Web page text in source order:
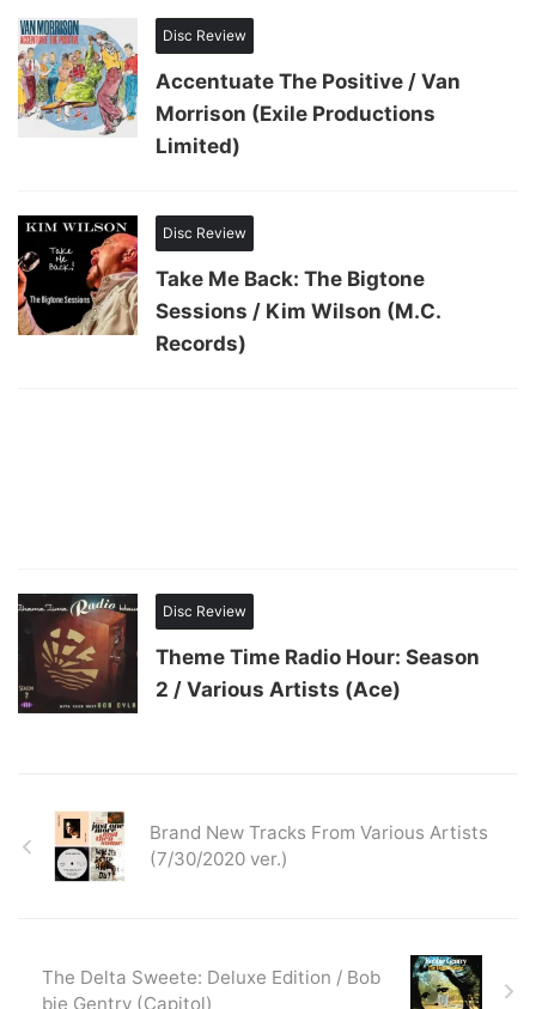
Disc Review
Accentuate The Positive / Van
Morrison (Exile Productions
Limited)
Disc Review
Take Me Back: The Bigtone
Sessions / Kim Wilson (M.C.
Records)
Disc Review
Theme Time Radio Hour: Season
2 / Various Artists (Ace)
Brand New Tracks From Various Artists
(7/30/2020 ver.)
The Delta Sweete: Deluxe Edition / Bob
bie Gentry (Capitol)